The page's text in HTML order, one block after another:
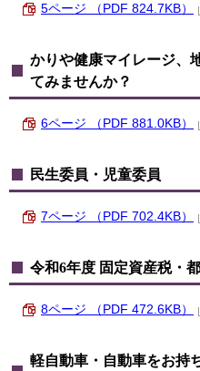
5ページ （PDF 824.7KB）
かりや健康マイレージ、
てみませんか？
6ページ （PDF 881.0KB）
民生委員・児童委員
7ページ （PDF 702.4KB）
令和6年度 固定資産税・
8ページ （PDF 472.6KB）
軽自動車・自動車をお持